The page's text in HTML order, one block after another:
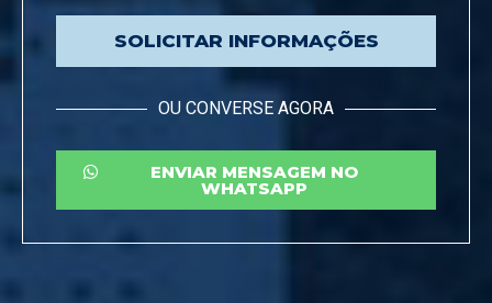
SOLICITAR INFORMAÇÕES
OU CONVERSE AGORA
ENVIAR MENSAGEM NO
WHATSAPP